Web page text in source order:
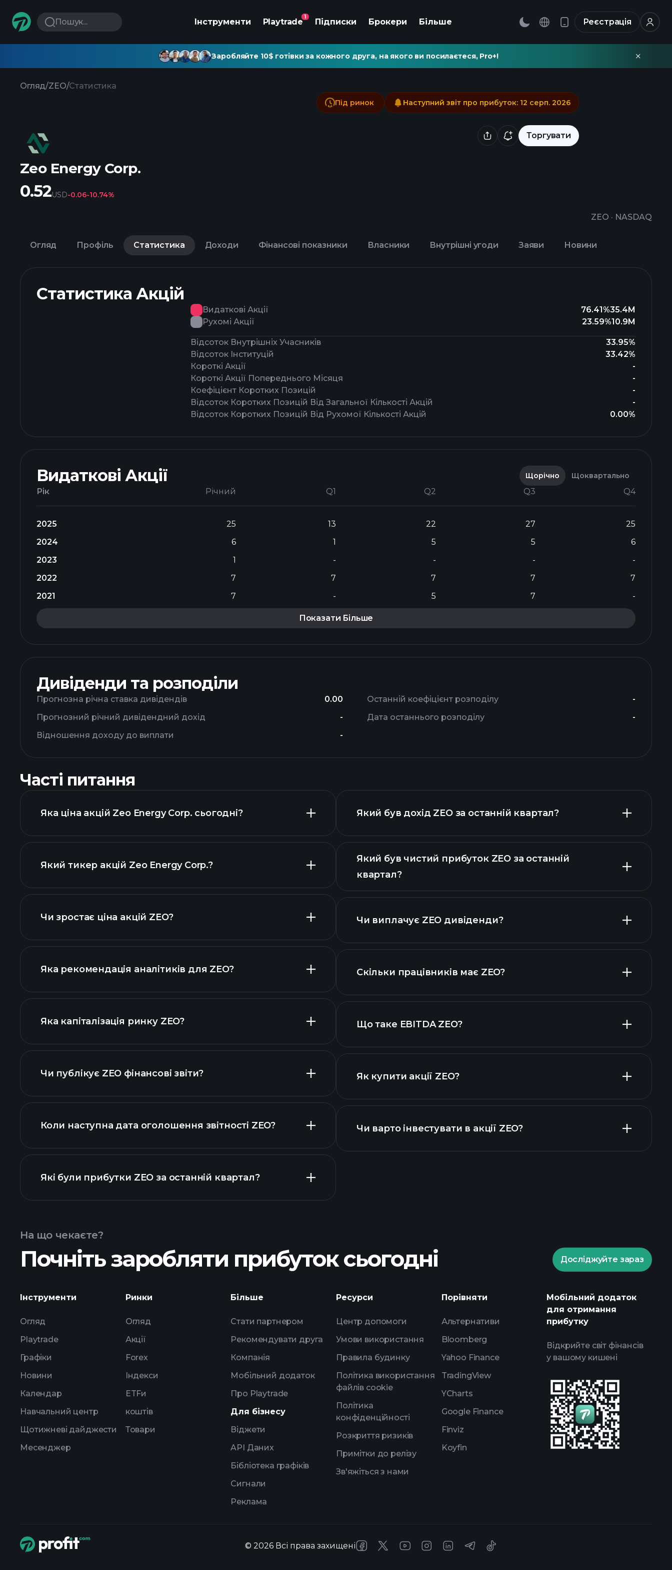
Пошук... Інструменти Playtrade
1
Підписки Брокери Більше Реєстрація
Заробляйте 10$ готівки за кожного друга, на якого ви посилаєтеся, Pro+!
Огляд/ZEO/Статистика
Торгувати
Zeo Energy Corp.
ZEO · NASDAQ
Під ринок Наступний звіт про прибуток: 12 серп. 2026
0.52USD-0.06-10.74%
Огляд Профіль Статистика Доходи Фінансові показники Власники Внутрішні угоди Заяви Новини
Статистика Акцій
Видаткові Акції 76.41%35.4M
Рухомі Акції
23.59%10.9M
Відсоток Внутрішніх Учасників
33.95%
Відсоток Інституцій
33.42%
Короткі Акції
-
Короткі Акції Попереднього Місяця
-
Коефіцієнт Коротких Позицій
-
Відсоток Коротких Позицій Від Загальної Кількості Акцій
-
Відсоток Коротких Позицій Від Рухомої Кількості Акцій
0.00%
Видаткові Акції Щорічно Щоквартально
Рік Річний Q1 Q2 Q3 Q4
2025 25 13 22 27
25
2024
6 1 5 5
6
2023
1 - - -
-
2022
7 7 7 7
7
2021
7 - 5 7 -
Показати Більше
Дивіденди та розподіли
Прогнозна річна ставка дивідендів
0.00
Прогнозний річний дивідендний дохід
-
Відношення доходу до виплати
-
Останній коефіцієнт розподілу
-
Дата останнього розподілу
-
Часті питання
Яка ціна акцій Zeo Energy Corp. сьогодні?
розширеній діаграмі
Який тикер акцій Zeo Energy Corp.?
Чи зростає ціна акцій ZEO?
діаграмі ZEO
Яка рекомендація аналітиків для ZEO?
Яка капіталізація ринку ZEO?
наш список акцій
Чи публікує ZEO фінансові звіти?
фінансовими звітами ZEO
Коли наступна дата оголошення звітності ZEO?
Які були прибутки ZEO за останній квартал?
прибутки ZEO
Який був дохід ZEO за останній квартал?
фінансових звітах ZEO
Який був чистий прибуток ZEO за останній
квартал?
фінансових звітах ZEO
Чи виплачує ZEO дивіденди?
Скільки працівників має ZEO?
Що таке EBITDA ZEO?
фінансових звітах
Як купити акції ZEO?
Чи варто інвестувати в акції ZEO?
Playtrade Tournaments
штучного інтелекту
списки спостереження
портфелями
мільярдерів
На що чекаєте?
Почніть заробляти прибуток сьогодні Досліджуйте зараз
Інструменти
Огляд
Playtrade
Графіки
Новини
Календар
Навчальний центр
Щотижневі дайджести
Месенджер
Ринки
Огляд
Акції
Forex
Індекси
ETFи
коштів
Товари
Більше
Стати партнером
Рекомендувати друга
Компанія
Мобільний додаток
Про Playtrade
Для бізнесу
Віджети
API Даних
Бібліотека графіків
Сигнали
Реклама
Ресурси
Центр допомоги
Умови використання
Правила будинку
Політика використання
файлів cookie
Політика
конфіденційності
Розкриття ризиків
Примітки до релізу
Зв'яжіться з нами
Порівняти
Альтернативи
Bloomberg
Yahoo Finance
TradingView
YCharts
Google Finance
Finviz
Koyfin
Мобільний додаток
для отримання
прибутку
Відкрийте світ фінансів
у вашому кишені
© 2026 Всі права захищені